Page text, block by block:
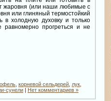
жаровня (или наши любимые с
или глиняный термостойкий
в холодную духовку и только
равномерно прогреться и не
корневой сельдерей лук
сунели | Нет комментариев »